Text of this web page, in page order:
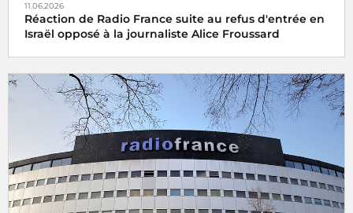
11.06.2026
Réaction de Radio France suite au refus d'entrée en
Israël opposé à la journaliste Alice Froussard